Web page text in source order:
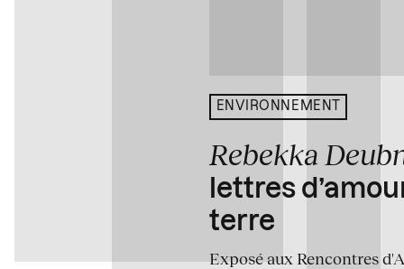
ENVIRONNEMENT
Rebekka
lettres
terre
Exposé aux Rencontres